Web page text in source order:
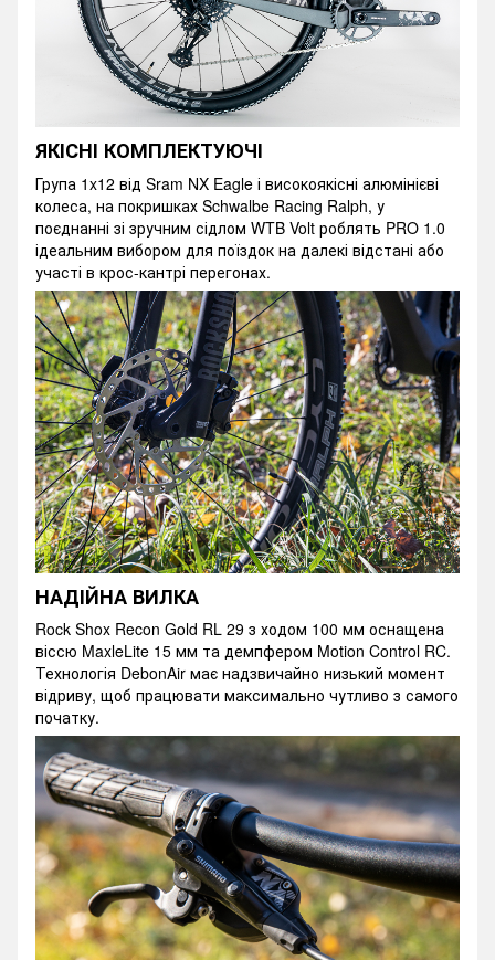
ЯКІСНІ КОМПЛЕКТУЮЧІ
Група 1x12 від Sram NX Eagle і високоякісні алюмінієві
колеса, на покришках Schwalbe Racing Ralph, у
поєднанні зі зручним сідлом WTB Volt роблять PRO 1.0
ідеальним вибором для поїздок на далекі відстані або
участі в крос-кантрі перегонах.
НАДІЙНА ВИЛКА
Rock Shox Recon Gold RL 29 з ходом 100 мм оснащена
віссю MaxleLite 15 мм та демпфером Motion Control RC.
Технологія DebonAir має надзвичайно низький момент
відриву, щоб працювати максимально чутливо з самого
початку.